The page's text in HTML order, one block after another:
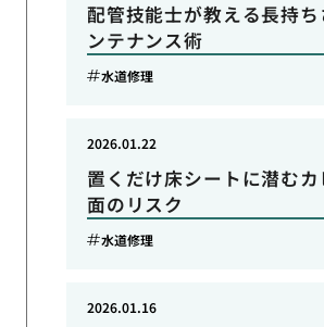
配管技能士が教える長持ち
ンテナンス術
水道修理
置くだけ床シートに潜む
面のリスク
2026.01.22
水道修理
2026.01.16